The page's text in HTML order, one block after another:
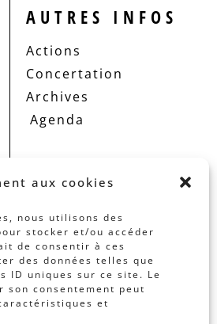
aux cookies
nous utilisons des
stocker et/ou accéder
de consentir à ces
des données telles que
ID uniques sur ce site. Le
consentement peut
et
AUTRES INFOS
Actions
Concertation
Archives
Agenda